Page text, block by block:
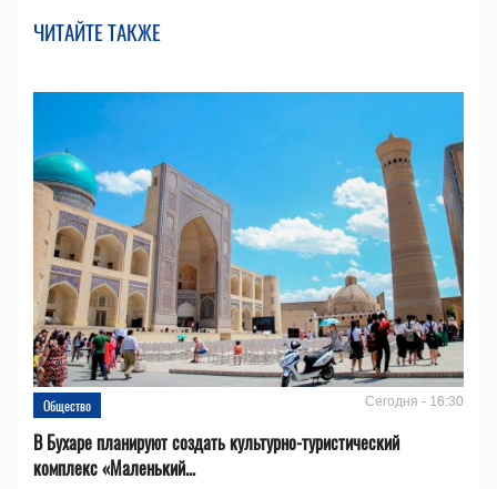
ЧИТАЙТЕ ТАКЖЕ
Общество Сегодня - 16:30
В Бухаре планируют создать культурно-туристический
комплекс «Маленький...